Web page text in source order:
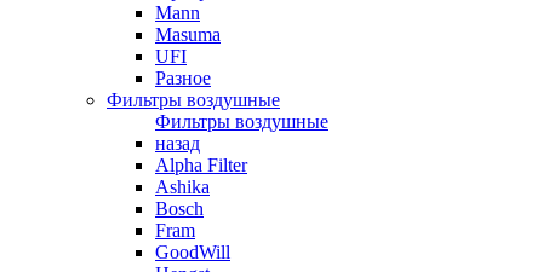
Mann
Masuma
UFI
Разное
Фильтры воздушные
Фильтры воздушные
назад
Alpha Filter
Ashika
Bosch
Fram
GoodWill